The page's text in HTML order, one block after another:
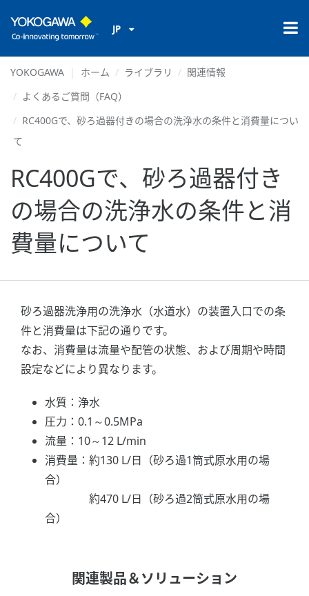
JP
YOKOGAWA ホーム ライブラリ
関連情報
よくあるご質問（FAQ）
RC400Gで、砂ろ過器付きの場合の洗浄水の条件と消費量につい
て
RC400Gで、砂ろ過器付き
の場合の洗浄水の条件と消
費量について
砂ろ過器洗浄用の洗浄水（水道水）の装置入口での条
件と消費量は下記の通りです。
なお、消費量は流量や配管の状態、および周期や時間
設定などにより異なります。
水質：浄水
圧力：0.1～0.5MPa
流量：10～12 L/min
消費量：約130 L/日（砂ろ過1筒式原水用の場
合）
約470 L/日（砂ろ過2筒式原水用の場
合）
関連製品＆ソリューション